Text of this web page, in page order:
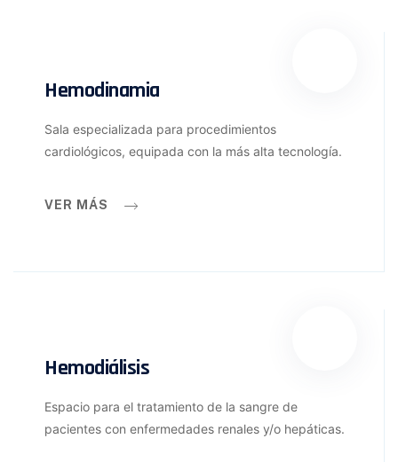
Hemodinamia
Sala especializada para procedimientos
cardiológicos, equipada con la más alta tecnología.
VER MÁS
Hemodiálisis
Espacio para el tratamiento de la sangre de
pacientes con enfermedades renales y/o hepáticas.